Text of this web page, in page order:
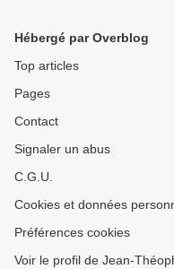
Hébergé par Overblog
Top articles
Pages
Contact
Signaler un abus
C.G.U.
Cookies et données
Préférences cookies
Voir le profil de Jean-